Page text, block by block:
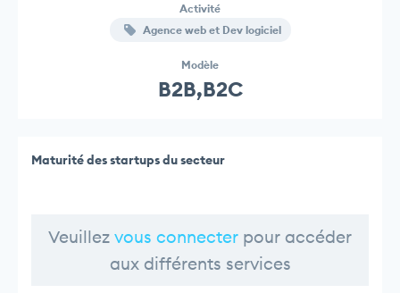
Activité
Agence web et Dev logiciel
Modèle
B2B,B2C
Maturité des startups du secteur
Veuillez vous connecter pour accéder
aux différents services